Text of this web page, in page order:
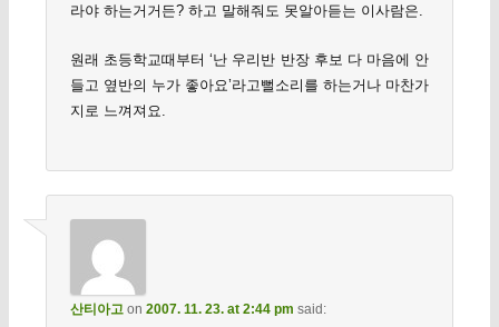
라야 하는거거든? 하고 말해줘도 못알아듣는 이사람은.
원래 초등학교때부터 ‘난 우리반 반장 후보 다 마음에 안
들고 옆반의 누가 좋아요’라고뻘소리를 하는거나 마찬가
지로 느껴져요.
산티아고on 2007. 11. 23. at 2:44 pm said: